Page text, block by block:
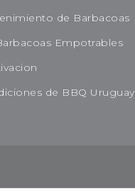
de Barbacoas
Empotrables
de BBQ Uruguay